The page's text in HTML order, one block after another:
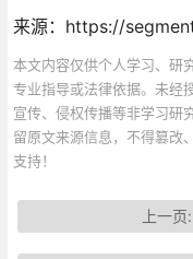
来源：https://
本文内容仅供个人学习、研
专业指导或法律依据。未经
宣传、侵权传播等非学习研
留原文来源信息，不得篡改
支持！
上一页: